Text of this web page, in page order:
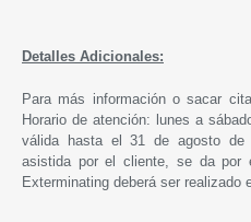
Detalles Adicionales:
Para más información o sacar
Horario de atención: lunes a
válida hasta el 31 de agosto de
asistida por el cliente, se da por
Exterminating deberá ser realizado